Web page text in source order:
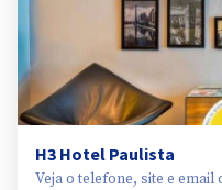
H3 Hotel Paulista
Veja o telefone, site e